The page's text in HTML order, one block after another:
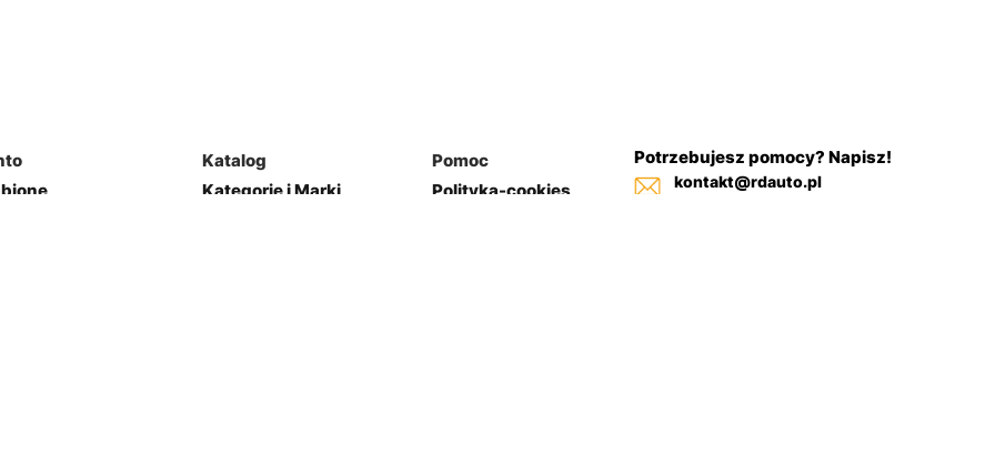
Katalog
Kategorie i Marki
Pomoc
Polityka-cookies
Potrzebujesz pomocy? Napisz!
kontakt@rdauto.pl